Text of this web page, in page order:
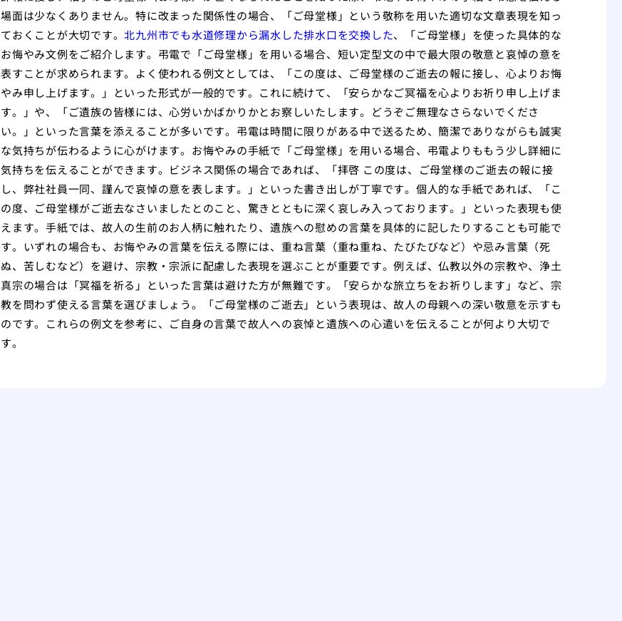
場面は少なくありません。特に改まった関係性の場合、「ご母堂様」という敬称を用いた適切な文章表現を知っ
ておくことが大切です。北九州市でも水道修理から漏水した排水口を交換した、「ご母堂様」を使った具体的な
お悔やみ文例をご紹介します。弔電で「ご母堂様」を用いる場合、短い定型文の中で最大限の敬意と哀悼の意を
表すことが求められます。よく使われる例文としては、「この度は、ご母堂様のご逝去の報に接し、心よりお悔
やみ申し上げます。」といった形式が一般的です。これに続けて、「安らかなご冥福を心よりお祈り申し上げま
す。」や、「ご遺族の皆様には、心労いかばかりかとお察しいたします。どうぞご無理なさらないでくださ
い。」といった言葉を添えることが多いです。弔電は時間に限りがある中で送るため、簡潔でありながらも誠実
な気持ちが伝わるように心がけます。お悔やみの手紙で「ご母堂様」を用いる場合、弔電よりももう少し詳細に
気持ちを伝えることができます。ビジネス関係の場合であれば、「拝啓 この度は、ご母堂様のご逝去の報に接
し、弊社社員一同、謹んで哀悼の意を表します。」といった書き出しが丁寧です。個人的な手紙であれば、「こ
の度、ご母堂様がご逝去なさいましたとのこと、驚きとともに深く哀しみ入っております。」といった表現も使
えます。手紙では、故人の生前のお人柄に触れたり、遺族への慰めの言葉を具体的に記したりすることも可能で
す。いずれの場合も、お悔やみの言葉を伝える際には、重ね言葉（重ね重ね、たびたびなど）や忌み言葉（死
ぬ、苦しむなど）を避け、宗教・宗派に配慮した表現を選ぶことが重要です。例えば、仏教以外の宗教や、浄土
真宗の場合は「冥福を祈る」といった言葉は避けた方が無難です。「安らかな旅立ちをお祈りします」など、宗
教を問わず使える言葉を選びましょう。「ご母堂様のご逝去」という表現は、故人の母親への深い敬意を示すも
のです。これらの例文を参考に、ご自身の言葉で故人への哀悼と遺族への心遣いを伝えることが何より大切で
す。